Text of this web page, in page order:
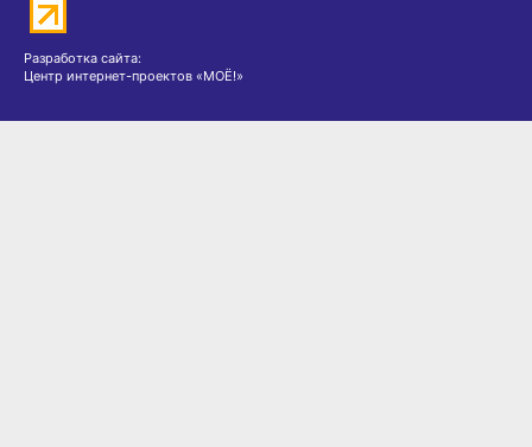
Разработка сайта:
Центр интернет-проектов «МОЁ!»